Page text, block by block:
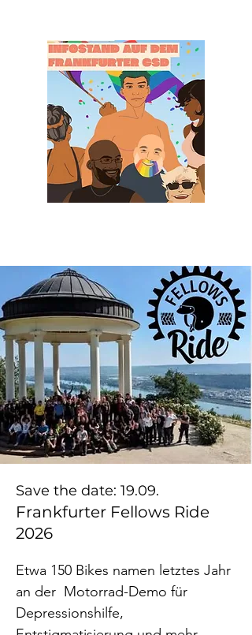
Untermainbrücke.
Freitag: 16-22 Uhr
Samstag: 13-22 Uhr
Sonntag: 13-21 Uhr
Save the date: 19.09.
Frankfurter Fellows Ride
2026
Etwa 150 Bikes namen letztes Jahr
an der  Motorrad-Demo für
Depressionshilfe,